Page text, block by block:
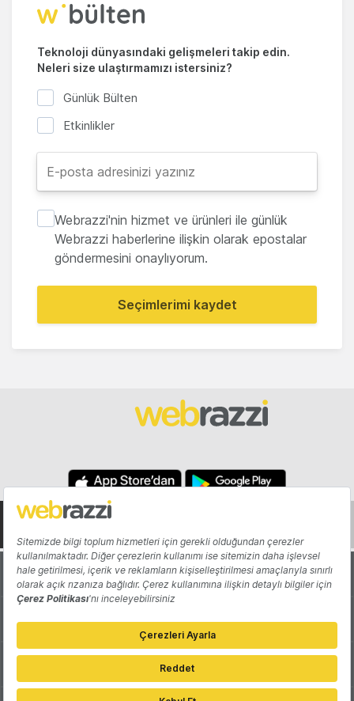
Teknoloji dünyasındaki gelişmeleri takip edin.
Neleri size ulaştırmamızı istersiniz?
Günlük Bülten
Etkinlikler
Webrazzi'nin hizmet ve ürünleri ile günlük
Webrazzi haberlerine ilişkin olarak epostalar
göndermesini onaylıyorum.
Seçimlerimi kaydet
Hakkında Yazarlar
Katkıda Bulun Reklam